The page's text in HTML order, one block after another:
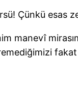
Çünkü esas
manevî